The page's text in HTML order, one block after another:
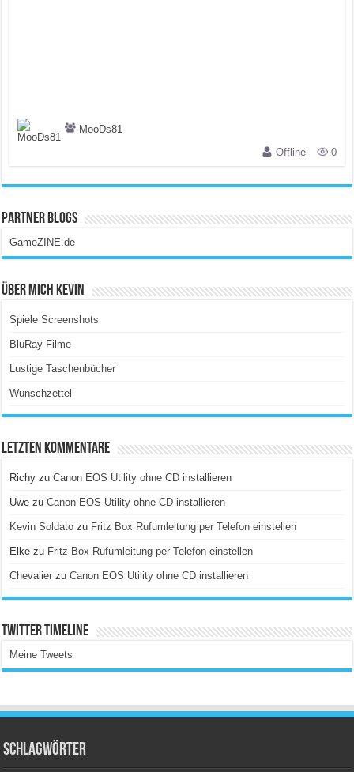
MooDs81
Offline
0
Partner Blogs
GameZINE.de
Über Mich Kevin
Spiele Screenshots
BluRay Filme
Lustige Taschenbücher
Wunschzettel
Letzten Kommentare
Richy zuCanon EOS Utility ohne CD installieren
Uwe zuCanon EOS Utility ohne CD installieren
Kevin Soldato zu Fritz Box Rufumleitung per Telefon einstellen
Elke zu Fritz Box Rufumleitung per Telefon einstellen
Chevalier zuCanon EOS Utility ohne CD installieren
Twitter Timeline
Meine Tweets
Schlagwörter